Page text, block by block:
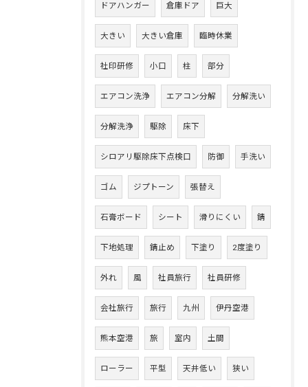
ドアハンガー 倉庫ドア 巨大
大きい 大きい倉庫 臨時休業
社印研修 小口 柱 部分
エアコン洗浄 エアコン分解 分解洗い
分解洗浄 駆除 床下
シロアリ駆除床下点検口 防御 手洗い
ゴム ジプトーン 張替え
石膏ボード シート 滑りにくい 錆
下地処理 錆止め 下塗り 2度塗り
外れ 風 社員旅行 社員研修
会社旅行 旅行 九州 伊丹空港
熊本空港 旅 室内 土間
ローラー 平型 天井低い 狭い